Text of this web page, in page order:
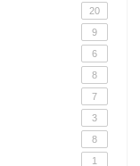
20
9
6
8
7
3
8
1